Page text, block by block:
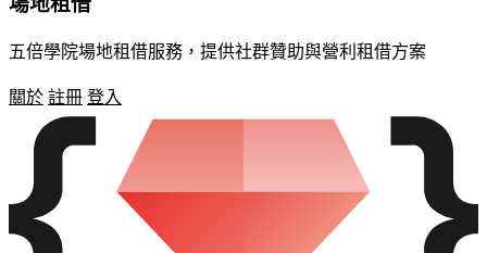
五倍學院場地租借服務，提供社群贊助與營利租借方案
關於 註冊 登入